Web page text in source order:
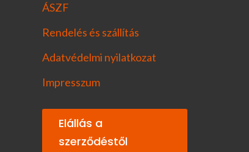
ÁSZF
Rendelés és szállítás
Adatvédelmi nyilatkozat
Impresszum
Elállás a
szerződéstől